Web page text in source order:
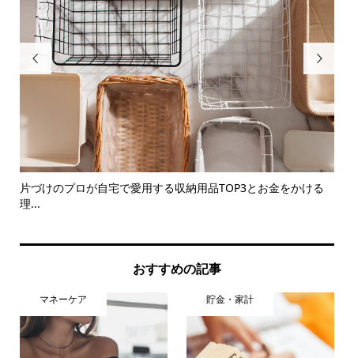

片づけのプロが自宅で愛用する収納用品TOP3とお金をかける
理...

おすすめの記事
マネーケア 貯金・家計